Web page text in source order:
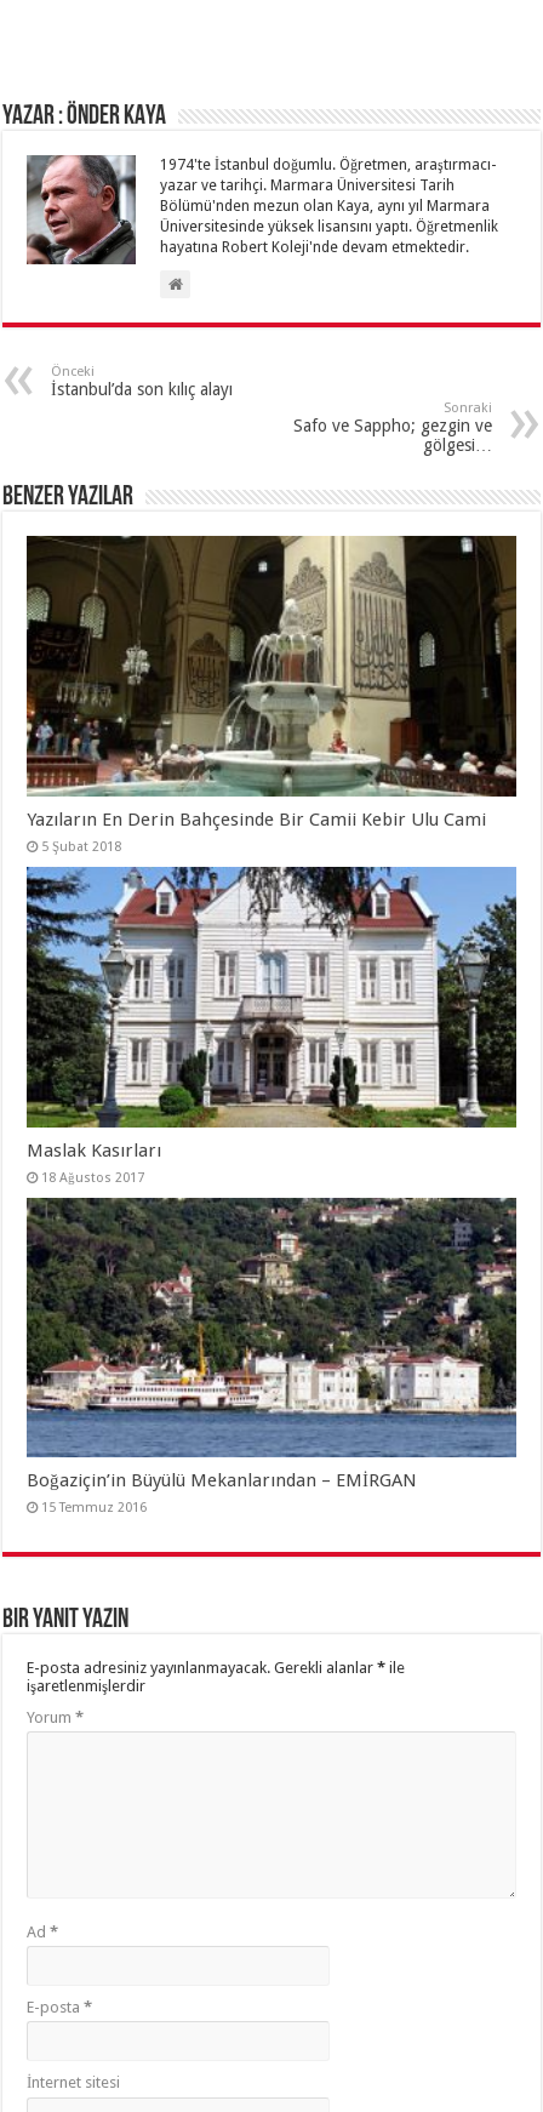
Yazar : ÖNDER KAYA
1974'te İstanbul doğumlu. Öğretmen, araştırmacı-
yazar ve tarihçi. Marmara Üniversitesi Tarih
Bölümü'nden mezun olan Kaya, aynı yıl Marmara
Üniversitesinde yüksek lisansını yaptı. Öğretmenlik
hayatına Robert Koleji'nde devam etmektedir.
Önceki
İstanbul’da son kılıç alayı
Sonraki
Safo ve Sappho; gezgin ve
gölgesi…
Benzer Yazılar
Yazıların En Derin Bahçesinde Bir Camii Kebir Ulu Cami
5 Şubat 2018
Maslak Kasırları
18 Ağustos 2017
Boğaziçin’in Büyülü Mekanlarından – EMİRGAN
15 Temmuz 2016
Bir yanıt yazın
E-posta adresiniz yayınlanmayacak. Gerekli alanlar* ile
işaretlenmişlerdir
Yorum*
Ad*
E-posta*
İnternet sitesi